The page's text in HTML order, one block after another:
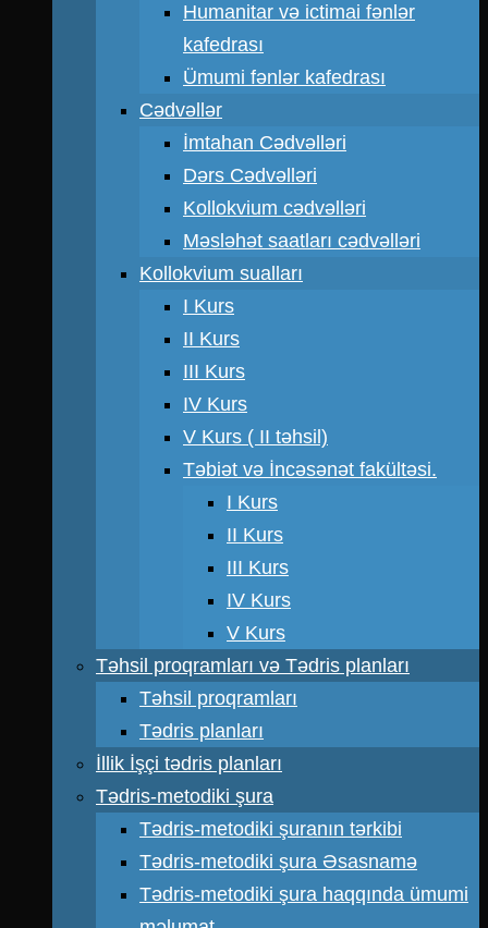
Humanitar və ictimai fənlər
kafedrası
Ümumi fənlər kafedrası
Cədvəllər
İmtahan Cədvəlləri
Dərs Cədvəlləri
Kollokvium cədvəlləri
Məsləhət saatları cədvəlləri
Kollokvium sualları
I Kurs
II Kurs
III Kurs
IV Kurs
V Kurs ( II təhsil)
Təbiət və İncəsənət fakültəsi.
I Kurs
II Kurs
III Kurs
IV Kurs
V Kurs
Təhsil proqramları və Tədris planları
Təhsil proqramları
Tədris planları
İllik İşçi tədris planları
Tədris-metodiki şura
Tədris-metodiki şuranın tərkibi
Tədris-metodiki şura Əsasnamə
Tədris-metodiki şura haqqında ümumi